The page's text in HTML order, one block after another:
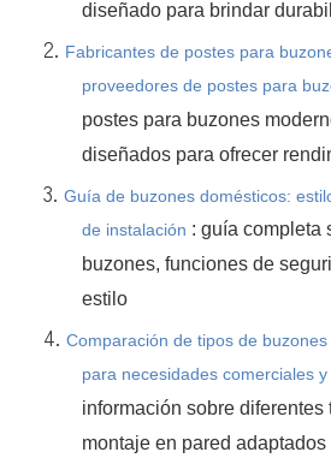
diseñado para brindar
2. Fabricantes de postes para
proveedores de postes para
postes para buzones
diseñados para ofrecer
3. Guía de buzones domésticos:
de instalación : guía completa
buzones, funciones de
estilo
4. Comparación de tipos de
para necesidades comerciales
información sobre
montaje en pared